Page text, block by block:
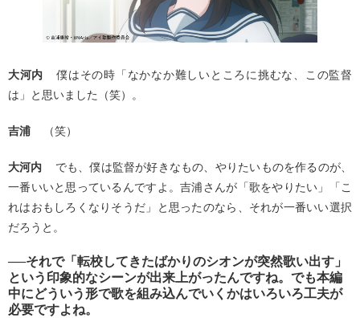
大河内
僕はその時「なかなか難しいところに挑むな、この監督
は」と思いました（笑）。
吉浦 （笑）
大河内
でも、僕は監督が好きなもの、やりたいものを作るのが、
一番いいと思っているんですよ。吉浦さんが「歌をやりたい」「こ
れはおもしろくなりそうだ」と思ったのなら、それが一番いい選択
だろうと。
──それで「転校してきたばかりのシオンが突然歌い出す」
という印象的なシーンが出来上がったんですね。でも本編
中にどういう形で歌を組み込んでいくかはいろいろ工夫が
必要ですよね。